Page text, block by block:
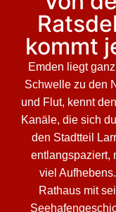
kommt
Emden liegt
Schwelle zu den
und Flut, kennt
Kanäle, die sich
den Stadtteil
entlangspaziert,
viel
Rathaus mit